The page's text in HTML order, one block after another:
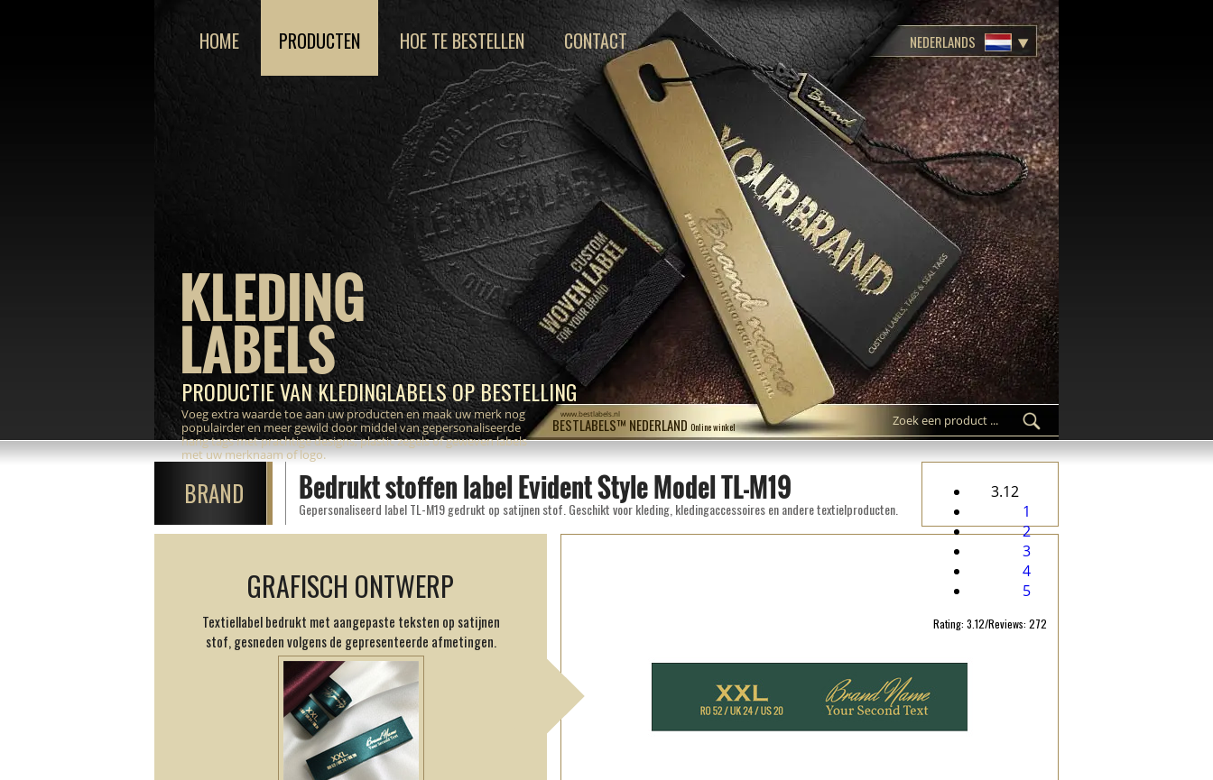
BESTLABELS™ NEDERLAND Online winkel
www.bestlabels.nl
KLEDING
LABELS
PRODUCTIE VAN KLEDINGLABELS OP BESTELLING
Voeg extra waarde toe aan uw producten en maak uw merk nog
populairder en meer gewild door middel van gepersonaliseerde
hang tags met prachtige designs, plastic zegels of geweven labels
met uw merknaam of logo.
HOME PRODUCTEN HOE TE BESTELLEN CONTACT NEDERLANDS
BRAND Bedrukt stoffen label Evident Style Model TL-M19
Gepersonaliseerd label TL-M19 gedrukt op satijnen stof. Geschikt voor kleding, kledingaccessoires en andere textielproducten.
3.12
1
2
3
4
5
Rating: 3.12/Reviews: 272
GRAFISCH ONTWERP
Textiellabel bedrukt met aangepaste teksten op satijnen
stof, gesneden volgens de gepresenteerde afmetingen.